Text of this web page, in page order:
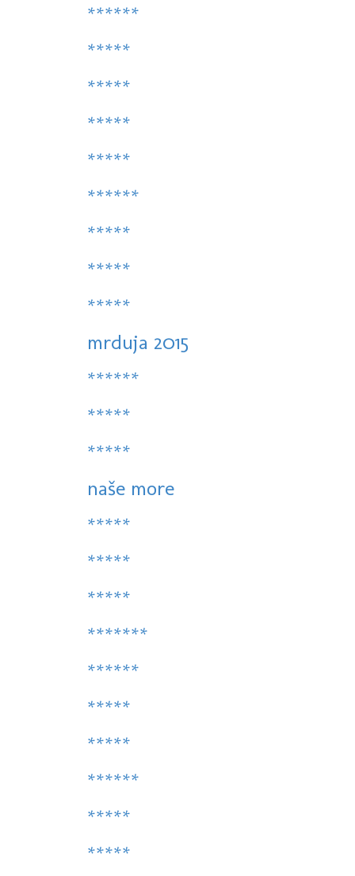
******
*****
*****
*****
*****
******
*****
*****
*****
mrduja 2015
******
*****
*****
naše more
*****
*****
*****
*******
******
*****
*****
******
*****
*****